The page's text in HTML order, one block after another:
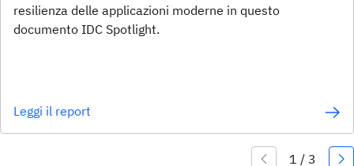
resilienza delle applicazioni moderne in questo
documento IDC Spotlight.
Leggi il report